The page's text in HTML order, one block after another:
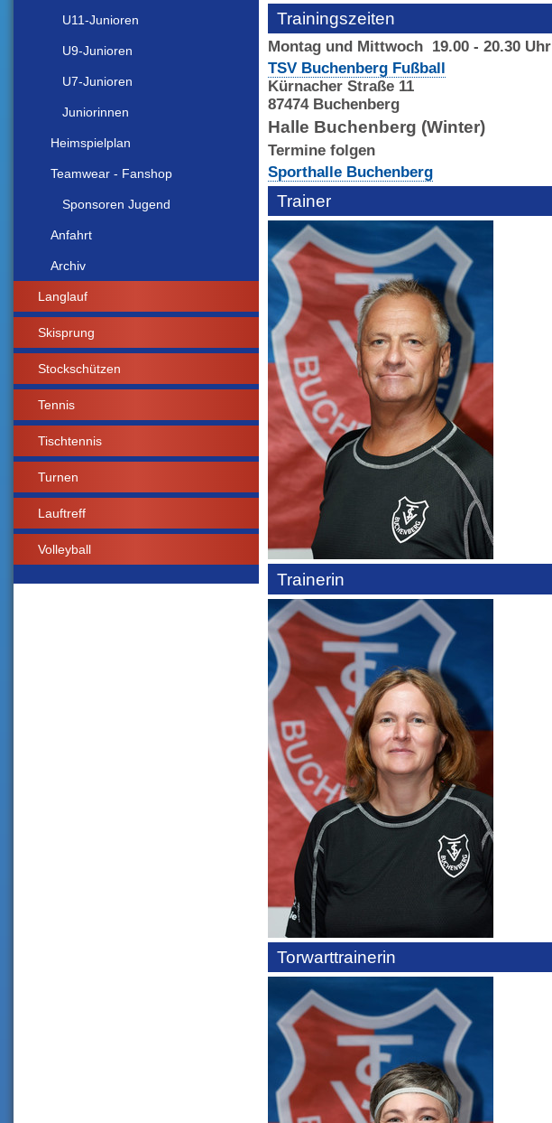
U11-Junioren
U9-Junioren
U7-Junioren
Juniorinnen
Heimspielplan
Teamwear - Fanshop
Sponsoren Jugend
Anfahrt
Archiv
Langlauf
Skisprung
Stockschützen
Tennis
Tischtennis
Turnen
Lauftreff
Volleyball
Trainingszeiten
Montag und Mittwoch 19.00 - 20.30 Uhr
TSV Buchenberg Fußball
Kürnacher Straße 11
87474 Buchenberg
Halle Buchenberg (Winter)
Termine folgen
Sporthalle Buchenberg
Trainer
Trainerin
Torwarttrainerin